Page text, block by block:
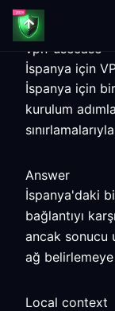
vpn-usecase
İspanya için
İspanya için
kurulum
Answer
İspanya'daki
bağlantıyı
ancak sonucu
ağ
Local context